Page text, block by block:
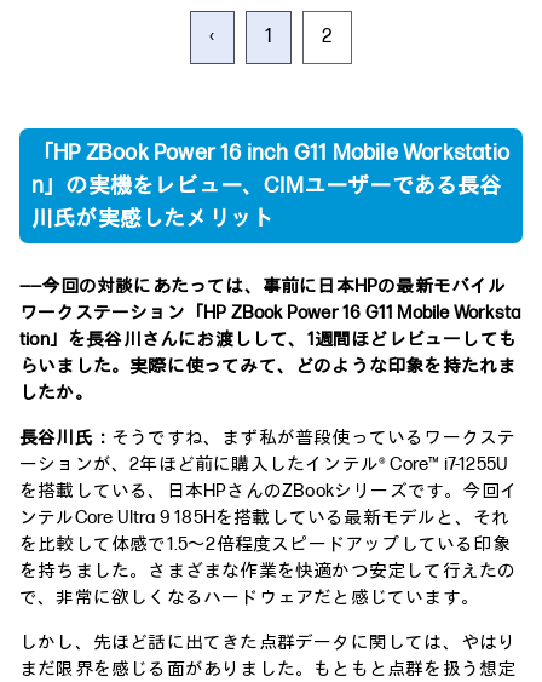
‹ 1 2
「HP ZBook Power 16 inch G11 Mobile Workstatio
n」の実機をレビュー、CIMユーザーである長谷
川氏が実感したメリット
――今回の対談にあたっては、事前に日本HPの最新モバイル
ワークステーション「HP ZBook Power 16 G11 Mobile Worksta
tion」を長谷川さんにお渡しして、1週間ほどレビューしても
らいました。実際に使ってみて、どのような印象を持たれま
したか。
長谷川氏： そうですね、まず私が普段使っているワークステ
ーションが、2年ほど前に購入したインテル® Core™ i7-1255U
を搭載している、日本HPさんのZBookシリーズです。今回イ
ンテルCore Ultra 9 185Hを搭載している最新モデルと、それ
を比較して体感で1.5～2倍程度スピードアップしている印象
を持ちました。さまざまな作業を快適かつ安定して行えたの
で、非常に欲しくなるハードウェアだと感じています。
しかし、先ほど話に出てきた点群データに関しては、やはり
まだ限界を感じる面がありました。もともと点群を扱う想定